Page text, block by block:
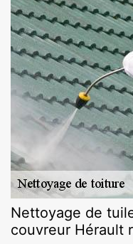
Nettoyage de
couvreur Hérault